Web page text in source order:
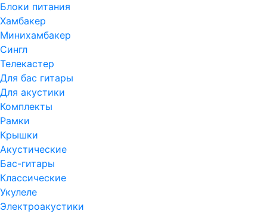
Блоки питания
Хамбакер
Минихамбакер
Сингл
Телекастер
Для бас гитары
Для акустики
Комплекты
Рамки
Крышки
Акустические
Бас-гитары
Классические
Укулеле
Электроакустики